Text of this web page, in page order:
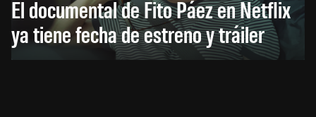
El documental de Fito Páez en Netflix
ya tiene fecha de estreno y tráiler